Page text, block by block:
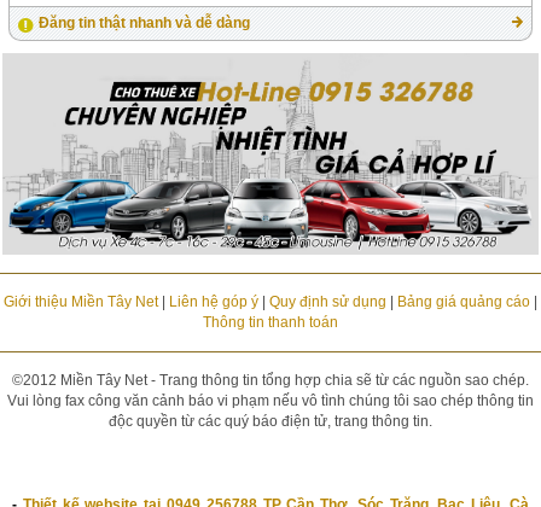
Đăng tin thật nhanh và dễ dàng
Giới thiệu Miền Tây Net| Liên hệ góp ý| Quy định sử dụng Bảng giá quảng cáo|
Thông tin thanh toán
©2012 Miền Tây Net - Trang thông tin tổng hợp chia sẽ từ các nguồn sao chép.
Vui lòng fax công văn cảnh báo vi phạm nếu vô tình chúng tôi sao chép thông tin
độc quyền từ các quý báo điện tử, trang thông tin.